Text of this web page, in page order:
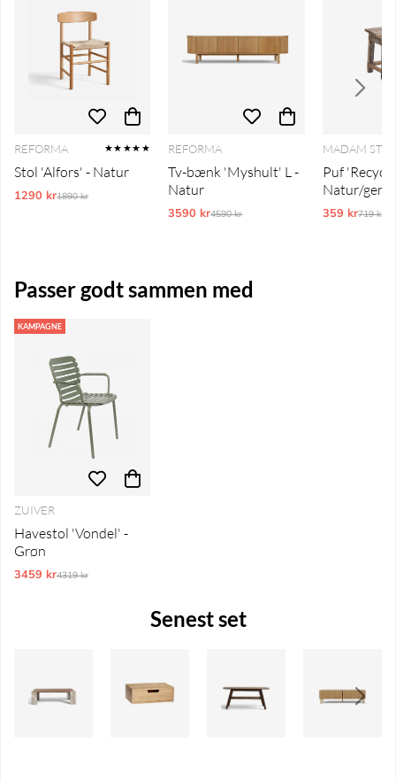
REFORMA ★★★★★
Stol 'Alfors' - Natur
1290 krOrdinarie pris:
1890 kr
REFORMA
Tv-bænk 'Myshult' L -
Natur
3590 krOrdinarie pris:
4590 kr
MADAM
Puf
Natur/
359 kr719 kr
Passer godt sammen med
KAMPAGNE
ZUIVER
Havestol 'Vondel' -
Grøn
3459 krOrdinarie pris:
4319 kr
Senest set